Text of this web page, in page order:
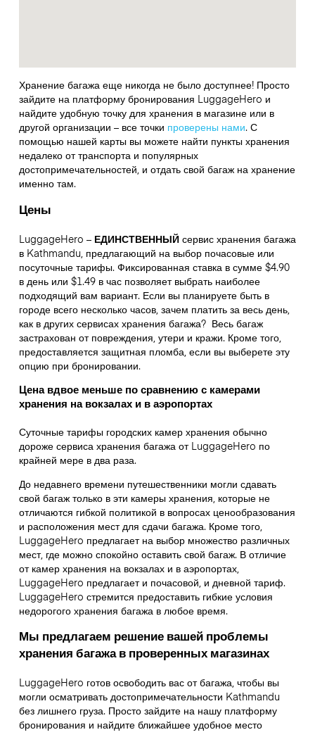
Хранение багажа еще никогда не было доступнее! Просто
зайдите на платформу бронирования LuggageHero и
найдите удобную точку для хранения в магазине или в
другой организации – все точки проверены нами. С
помощью нашей карты вы можете найти пункты хранения
недалеко от транспорта и популярных
достопримечательностей, и отдать свой багаж на хранение
именно там.
Цены
LuggageHero – ЕДИНСТВЕННЫЙсервис хранения багажа
в Kathmandu, предлагающий на выбор почасовые или
посуточные тарифы. Фиксированная ставка в сумме $4.90
в день или $1.49 в час позволяет выбрать наиболее
подходящий вам вариант. Если вы планируете быть в
городе всего несколько часов, зачем платить за весь день,
как в других сервисах хранения багажа? Весь багаж
застрахован от повреждения, утери и кражи. Кроме того,
предоставляется защитная пломба, если вы выберете эту
опцию при бронировании.
Цена вдвое меньше по сравнению с камерами
хранения на вокзалах и в аэропортах
Суточные тарифы городских камер хранения обычно
дороже сервиса хранения багажа от LuggageHero по
крайней мере в два раза.
До недавнего времени путешественники могли сдавать
свой багаж только в эти камеры хранения, которые не
отличаются гибкой политикой в вопросах ценообразования
и расположения мест для сдачи багажа. Кроме того,
LuggageHero предлагает на выбор множество различных
мест, где можно спокойно оставить свой багаж. В отличие
от камер хранения на вокзалах и в аэропортах,
LuggageHero предлагает и почасовой, и дневной тариф.
LuggageHero стремится предоставить гибкие условия
недорогого хранения багажа в любое время.
Мы предлагаем решение вашей проблемы
хранения багажа в проверенных магазинах
LuggageHero готов освободить вас от багажа, чтобы вы
могли осматривать достопримечательности Kathmandu
без лишнего груза. Просто зайдите на нашу платформу
бронирования и найдите ближайшее удобное место